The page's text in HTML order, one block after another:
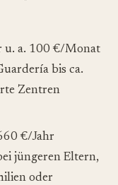
u. a. 100 €/Monat
bis ca.
Zentren
€/Jahr
jüngeren Eltern,
oder